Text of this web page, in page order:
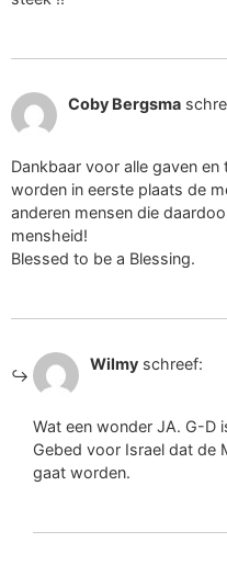
Coby Bergsma
Dankbaar voor alle gaven
worden in eerste plaats de
anderen mensen die
mensheid!
Blessed to be a Blessing.
Wilmy schreef:
Wat een wonder JA. G-D
Gebed voor Israel dat de
gaat worden.